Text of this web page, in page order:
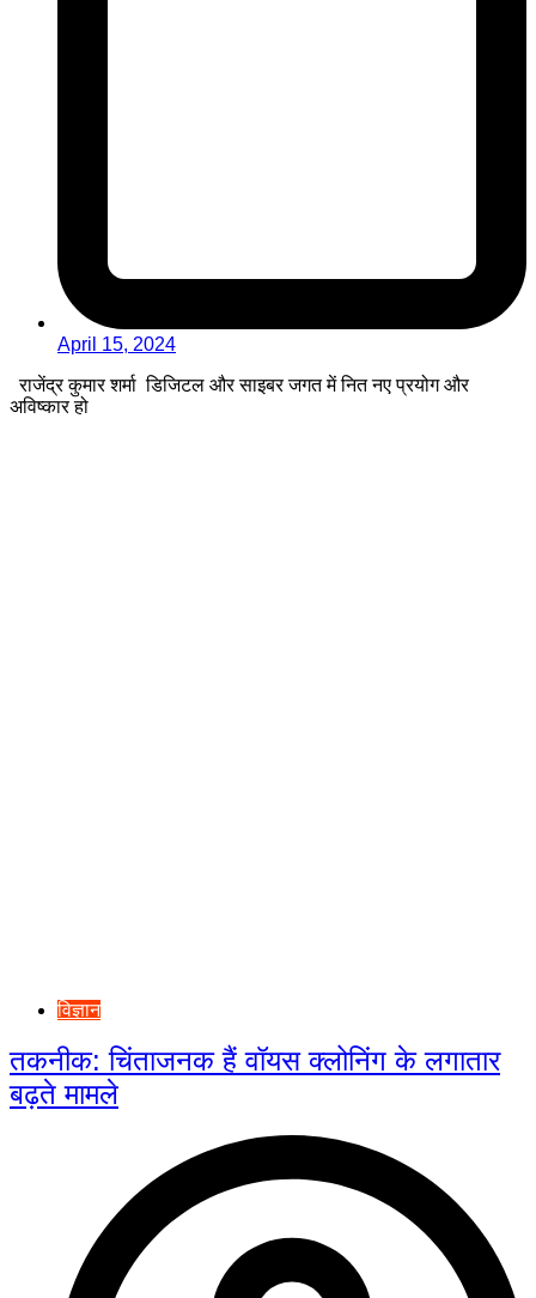
April 15, 2024
राजेंद्र कुमार शर्मा डिजिटल और साइबर जगत में नित नए प्रयोग और
अविष्कार हो
विज्ञान
तकनीक: चिंताजनक हैं वॉयस क्लोनिंग के लगातार
बढ़ते मामले